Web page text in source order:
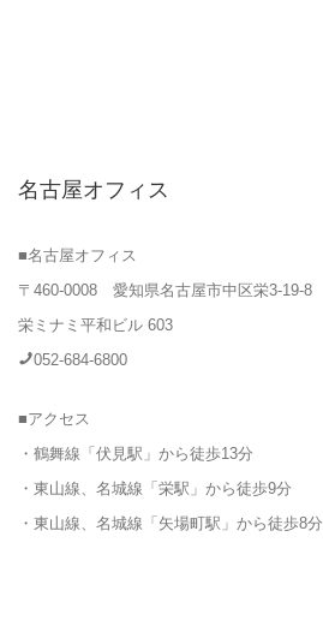
名古屋オフィス
■名古屋オフィス
〒460-0008 愛知県名古屋市中区栄3-19-8
栄ミナミ平和ビル 603
052-684-6800
■アクセス
・鶴舞線「伏見駅」から徒歩13分
・東山線、名城線「栄駅」から徒歩9分
・東山線、名城線「矢場町駅」から徒歩8分